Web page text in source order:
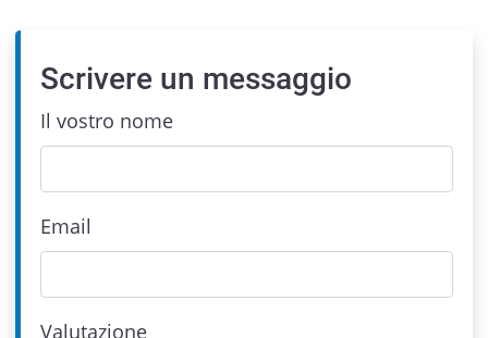
Scrivere un messaggio
Il vostro nome
Email
Valutazione